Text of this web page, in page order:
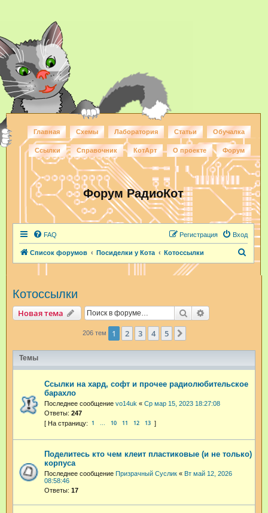
Главная Схемы Лаборатория Статьи Обучалка
Ссылки Справочник КотАрт О проекте Форум
Форум РадиоКот
FAQ Вход
Регистрация
Список форумов Посиделки у Кота Котоссылки
Котоссылки
Новая тема Поиск
206 тем 1 2 3 4 5
Темы
Ссылки на хард, софт и прочее радиолюбительское
барахло
Последнее сообщение vo14uk « Ср мар 15, 2023 18:27:08
Ответы: 247
1 … 10 11 12 13
Поделитесь кто чем клеит пластиковые (и не только)
корпуса
Последнее сообщение Призрачный Суслик « Вт май 12, 2026
08:58:46
Ответы: 17